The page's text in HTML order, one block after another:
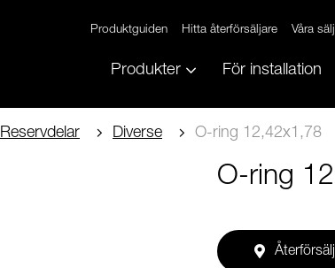
Produktguiden Hitta återförsäljare Våra
Produkter För installation
Reservdelar Diverse O-ring 12,42x1,78
O-ring